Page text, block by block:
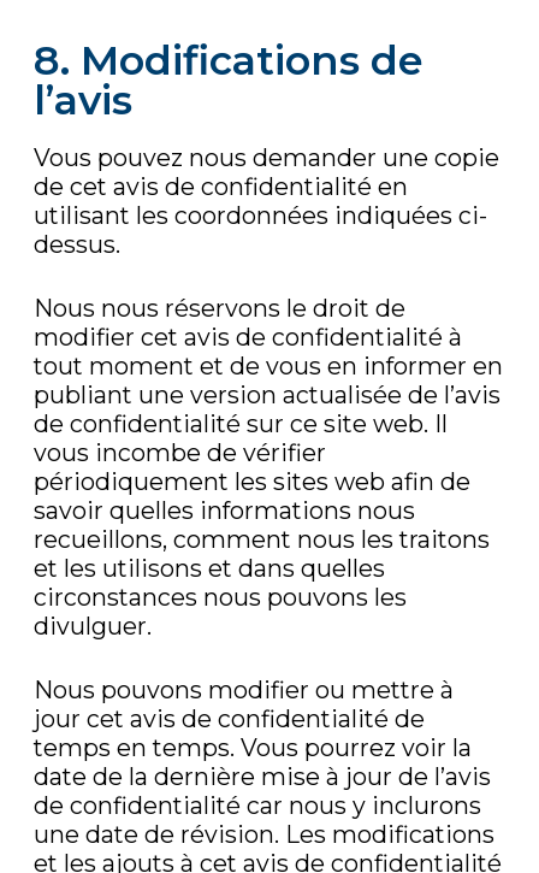
8. Modifications de
l’avis
Vous pouvez nous demander une copie
de cet avis de confidentialité en
utilisant les coordonnées indiquées ci-
dessus.
Nous nous réservons le droit de
modifier cet avis de confidentialité à
tout moment et de vous en informer en
publiant une version actualisée de l’avis
de confidentialité sur ce site web. Il
vous incombe de vérifier
périodiquement les sites web afin de
savoir quelles informations nous
recueillons, comment nous les traitons
et les utilisons et dans quelles
circonstances nous pouvons les
divulguer.
Nous pouvons modifier ou mettre à
jour cet avis de confidentialité de
temps en temps. Vous pourrez voir la
date de la dernière mise à jour de l’avis
de confidentialité car nous y inclurons
une date de révision. Les modifications
et les ajouts à cet avis de confidentialité